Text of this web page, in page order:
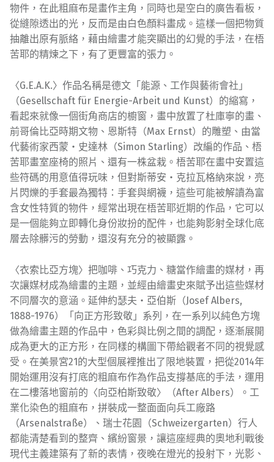
物件，在此粗麻布是畫作主角，同時也是空白的廣告看板，
從縫隙透出的光，反而是由白色顏料畫成。這樣一個把物質
抽離出原有脈絡，藉由繪畫才能突顯出的幻覺的手法，在梧
苦耶的精煉之下，有了更豐富的張力。
〈G.E.A.K.〉作品名稱是德文「能源、工作與藝術會社」
（Gesellschaft für Energie-Arbeit und Kunst）的縮寫，
看起來就像一個街角商店的櫥窗，畫中放置了杜庫寧的畫、
前哥倫比亞時期文物、恩斯特（Max Ernst）的雕塑、由當
代藝術家西蒙・史達林（Simon Starling）改編的作品、梧
苦耶畫室座椅的照片、還有一株盆栽。梧苦耶在畫中安置這
些符碼的用意值得玩味，但對斯蒂安・克拉瓦格納來說，亮
片閃爍的手套最為獨特：手套與網襪，這些可能被解讀為富
含女性特質的物件，經常出現在梧苦耶近期的作品，它可以
是一個能夠立即轉化身份妝扮的配件，也能夠影射全球化底
層去除髒污的勞動，還沒有充分的被顯露。
〈衣索比亞方塊〉把咖啡、巧克力、糖當作繪畫的媒材，再
次讓媒材成為繪畫的主題，並經由繪畫史來賦予出這些媒材
不同層次的意涵。延伸約瑟夫・亞伯斯（Josef Albers,
1888-1976）「向正方形致敬」系列，在一系列以純色方塊
做為繪畫主題的作品中，色彩與比例之間的調配，逐漸展開
成為更大的正方形，在同樣的構圖下帶給觀者不同的視覺感
受。在美景宮21的大型個展裡推出了限地裝置，把從2014年
開始運用沒有打底的粗麻布作為作品支撐基底的手法，運用
在二樓落地窗前的〈向亞柏斯致敬〉（After Albers）。工
業化染色的粗麻布，拼裝成一整面面向兵工廠路
（Arsenalstraße）、瑞士花園（Schweizergarten）行人
都能清楚看到的整齊、繽紛窗景，讓這座經典的奧地利戰後
現代主義建築有了新的表情，夜晚在燈光的投射下，光影、